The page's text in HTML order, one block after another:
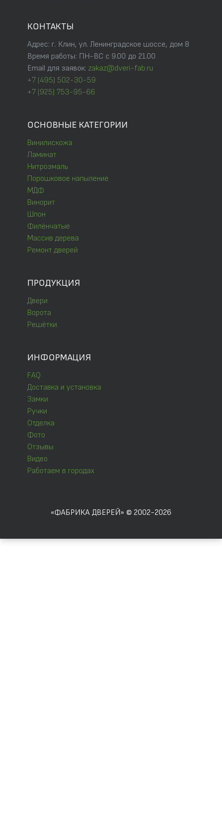
КОНТАКТЫ
Адрес: г. Клин, ул. Ленинградское шоссе, дом 8
Время работы: ПН-ВС с 9.00 до 21.00
Email для заявок: zakaz@dveri-fab.ru
+7 (495) 502-30-59
+7 (925) 753-95-66
ОСНОВНЫЕ КАТЕГОРИИ
Винилискожа
Ламинат
Нитроэмаль
Порошковое напыление
МДФ
Винорит
Шпон
Филёнчатые
Массив дерева
Ремонт дверей
ПРОДУКЦИЯ
Двери
Ворота
Решётки
ИНФОРМАЦИЯ
FAQ
Доставка и установка
Замки
Ручки
Отделка
Фото
Отзывы
Видео
Работаем в городах
«ФАБРИКА ДВЕРЕЙ» © 2002-2026